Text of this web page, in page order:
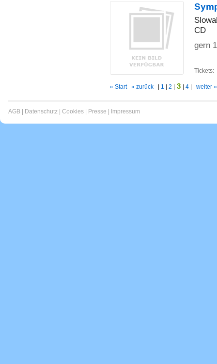
CD
gern
Tickets:
« Start « zurück 1 2 3 4 weiter »
AGB Datenschutz Cookies Presse Impressum